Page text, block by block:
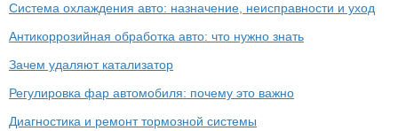
Система охлаждения авто: назначение, неисправности и уход
Антикоррозийная обработка авто: что нужно знать
Зачем удаляют катализатор
Регулировка фар автомобиля: почему это важно
Диагностика и ремонт тормозной системы